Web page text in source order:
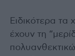
Ειδικότερα τα
έχουν τη